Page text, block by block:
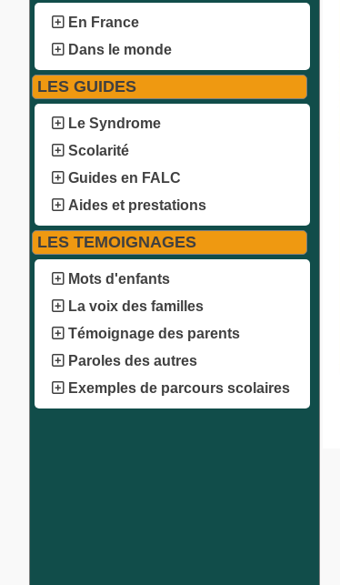
En France
Dans le monde
LES GUIDES
Le Syndrome
Scolarité
Guides en FALC
Aides et prestations
LES TEMOIGNAGES
Mots d'enfants
La voix des familles
Témoignage des parents
Paroles des autres
Exemples de parcours scolaires